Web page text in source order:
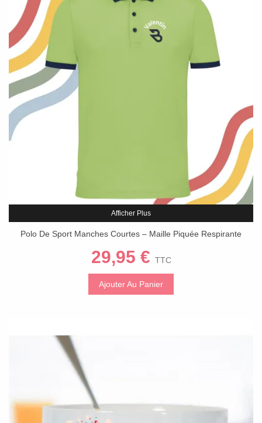
Afficher Plus
Polo De Sport Manches Courtes – Maille Piquée Respirante
29,95 € TTC
Ajouter Au Panier